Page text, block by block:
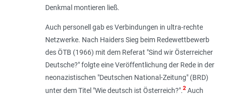
Denkmal montieren ließ.
Auch personell gab es Verbindungen in ultra-rechte
Netzwerke. Nach Haiders Sieg beim Redewettbewerb
des ÖTB (1966) mit dem Referat "Sind wir Österreicher
Deutsche?" folgte eine Veröffentlichung der Rede in der
neonazistischen "Deutschen National-Zeitung" (BRD)
unter dem Titel "Wie deutsch ist Österreich?".2Auch